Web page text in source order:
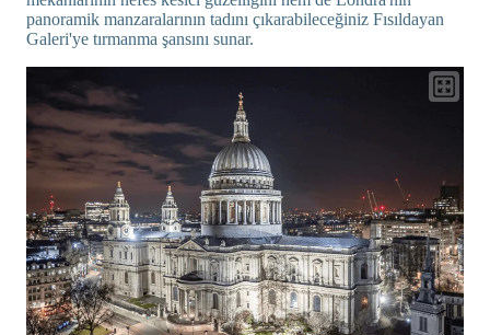
panoramik manzaralarının tadını çıkarabileceğiniz Fısıldayan
Galeri'ye tırmanma şansını sunar.